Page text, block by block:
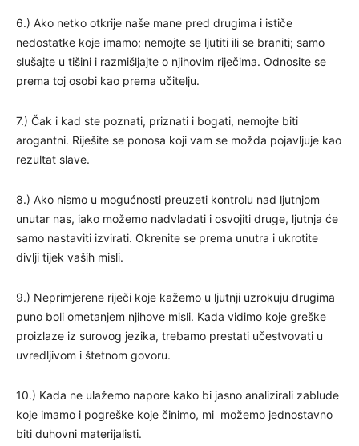
6.) Ako netko otkrije naše mane pred drugima i ističe
nedostatke koje imamo; nemojte se ljutiti ili se braniti; samo
slušajte u tišini i razmišljajte o njihovim riječima. Odnosite se
prema toj osobi kao prema učitelju.
7.) Čak i kad ste poznati, priznati i bogati, nemojte biti
arogantni. Riješite se ponosa koji vam se možda pojavljuje kao
rezultat slave.
8.) Ako nismo u mogućnosti preuzeti kontrolu nad ljutnjom
unutar nas, iako možemo nadvladati i osvojiti druge, ljutnja će
samo nastaviti izvirati. Okrenite se prema unutra i ukrotite
divlji tijek vaših misli.
9.) Neprimjerene riječi koje kažemo u ljutnji uzrokuju drugima
puno boli ometanjem njihove misli. Kada vidimo koje greške
proizlaze iz surovog jezika, trebamo prestati učestvovati u
uvredljivom i štetnom govoru.
10.) Kada ne ulažemo napore kako bi jasno analizirali zablude
koje imamo i pogreške koje činimo, mi možemo jednostavno
biti duhovni materijalisti.